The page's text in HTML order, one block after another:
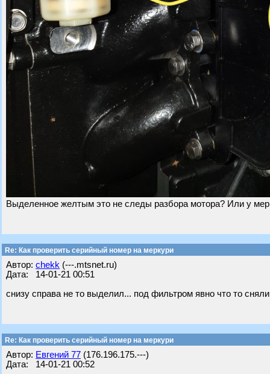
Выделенное желтым это не следы разбора мотора? Или у
Re: Как проверить серийный номер на меркури
Автор: chekk (---.mtsnet.ru)
Дата: 14-01-21 00:51
снизу справа не то выделил... под фильтром явно что то
Re: Как проверить серийный номер на меркури
Автор: Евгений 77 (176.196.175.---)
Дата: 14-01-21 00:52